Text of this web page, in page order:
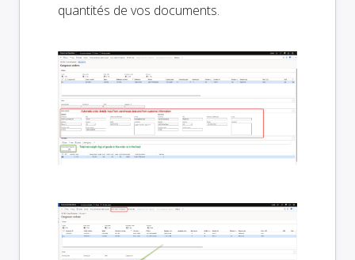
quantités de vos documents.